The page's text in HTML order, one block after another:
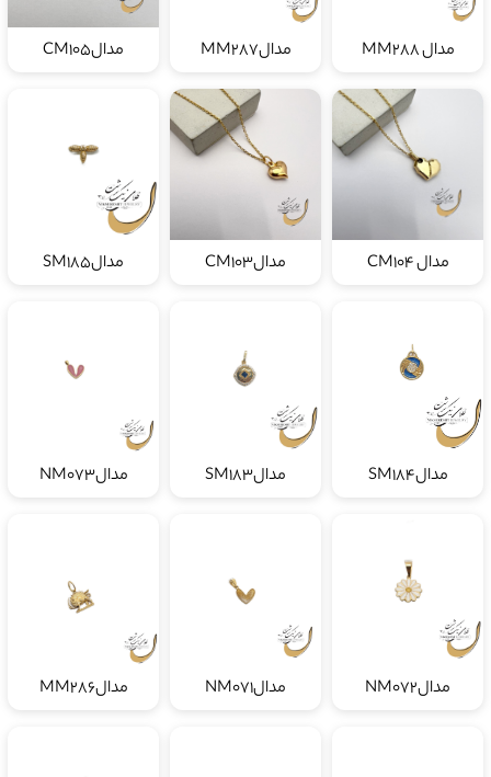
مدال MM288 مدالMM287 مدالCM105
مدال CM104 مدالCM103 مدالSM185
مدالSM184 مدالSM183 مدالNM073
مدالNM072 مدالNM071 مدالMM286